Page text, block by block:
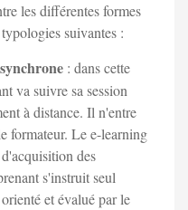
les différentes formes
suivantes :
: dans cette
va suivre sa session
à distance. Il n'entre
formateur. Le e-learning
des
s'instruit seul
et évalué par le